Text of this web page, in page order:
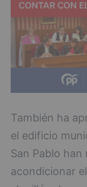
También ha
el edificio
San Pablo
acondicionar